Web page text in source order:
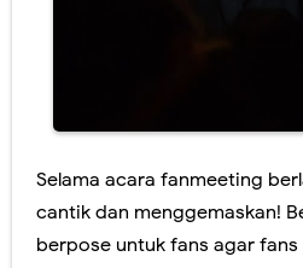
Selama acara fanmeeting
cantik dan menggemaskan!
berpose untuk fans agar